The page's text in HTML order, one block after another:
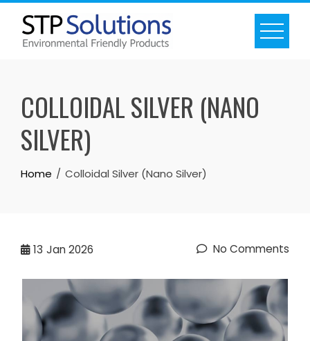
Skip
content
COLLOIDAL SILVER (NANO
SILVER)
Home Colloidal Silver (Nano Silver)
13 Jan 2026 No Comments